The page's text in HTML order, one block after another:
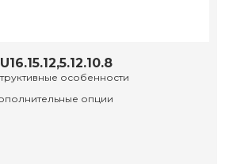
особенности
опции